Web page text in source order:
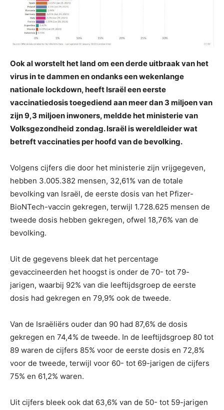
Ook al worstelt het land om een ​​derde uitbraak van het
virus in te dammen en ondanks een wekenlange
nationale lockdown, heeft Israël een eerste
vaccinatiedosis toegediend aan meer dan 3 miljoen van
zijn 9,3 miljoen inwoners, meldde het ministerie van
Volksgezondheid zondag. Israël is wereldleider wat
betreft vaccinaties per hoofd van de bevolking.
Volgens cijfers die door het ministerie zijn vrijgegeven,
hebben 3.005.382 mensen, 32,61% van de totale
bevolking van Israël, de eerste dosis van het Pfizer-
BioNTech-vaccin gekregen, terwijl 1.728.625 mensen de
tweede dosis hebben gekregen, ofwel 18,76% van de
bevolking.
Uit de gegevens bleek dat het percentage
gevaccineerden het hoogst is onder de 70- tot 79-
jarigen, waarbij 92% van die leeftijdsgroep de eerste
dosis had gekregen en 79,9% ook de tweede.
Van de Israëliërs ouder dan 90 had 87,6% de dosis
gekregen en 74,4% de tweede. In de leeftijdsgroep 80 tot
89 waren de cijfers 85% voor de eerste dosis en 72,8%
voor de tweede, terwijl voor 60- tot 69-jarigen de cijfers
75% en 61,2% waren.
Uit cijfers bleek ook dat 63,6% van de 50- tot 59-jarigen